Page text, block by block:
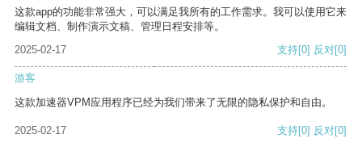
这款app的功能非常强大，可以满足我所有的工作需求。我可以使用它来
编辑文档、制作演示文稿、管理日程安排等。
2025-02-17
支持[0] 反对[0]
游客
这款加速器VPM应用程序已经为我们带来了无限的隐私保护和自由。
2025-02-17 支持[0] 反对[0]